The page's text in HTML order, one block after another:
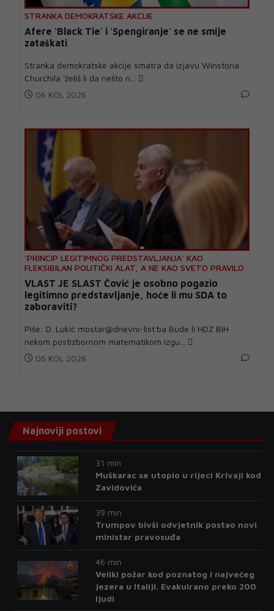
STRANKA DEMOKRATSKE AKCIJE
Afere 'Black Tie' i 'Spengiranje' se ne smije
zataškati
Stranka demokratske akcije smatra da izjavu Winstona
Churchila 'želiš li da nešto n...
06 KOL 2026
'PRINCIP LEGITIMNOG PREDSTAVLJANJA' KAO
FLEKSIBILAN POLITIČKI ALAT, A NE KAO SVETO PRAVILO
VLAST JE SLAST Čović je osobno pogazio
legitimno predstavljanje, hoće li mu SDA to
zaboraviti?
Piše: D. Lukić mostar@dnevni-list.ba Bude li HDZ BiH
nekom postizbornom matematikom izgu...
06 KOL 2026
Najnoviji postovi
31 min
Muškarac se utopio u rijeci Krivaji kod
Zavidovića
39 min
Trumpov bivši odvjetnik postao novi
ministar pravosuđa
46 min
Veliki požar kod poznatog i najvećeg
jezera u Italiji. Evakuirano preko 200
ljudi